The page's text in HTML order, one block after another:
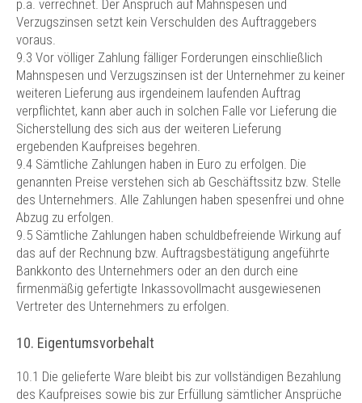
p.a. verrechnet. Der Anspruch auf Mahnspesen und
Verzugszinsen setzt kein Verschulden des Auftraggebers
voraus.
9.3 Vor völliger Zahlung fälliger Forderungen einschließlich
Mahnspesen und Verzugszinsen ist der Unternehmer zu keiner
weiteren Lieferung aus irgendeinem laufenden Auftrag
verpflichtet, kann aber auch in solchen Falle vor Lieferung die
Sicherstellung des sich aus der weiteren Lieferung
ergebenden Kaufpreises begehren.
9.4 Sämtliche Zahlungen haben in Euro zu erfolgen. Die
genannten Preise verstehen sich ab Geschäftssitz bzw. Stelle
des Unternehmers. Alle Zahlungen haben spesenfrei und ohne
Abzug zu erfolgen.
9.5 Sämtliche Zahlungen haben schuldbefreiende Wirkung auf
das auf der Rechnung bzw. Auftragsbestätigung angeführte
Bankkonto des Unternehmers oder an den durch eine
firmenmäßig gefertigte Inkassovollmacht ausgewiesenen
Vertreter des Unternehmers zu erfolgen.
10. Eigentumsvorbehalt
10.1 Die gelieferte Ware bleibt bis zur vollständigen Bezahlung
des Kaufpreises sowie bis zur Erfüllung sämtlicher Ansprüche